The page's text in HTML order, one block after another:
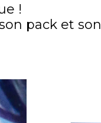
!
pack et son